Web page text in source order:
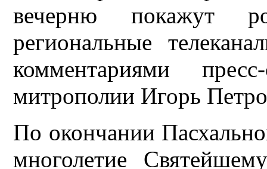
вечерню покажут
региональные
комментариями
митрополии Игорь
По окончании
многолетие